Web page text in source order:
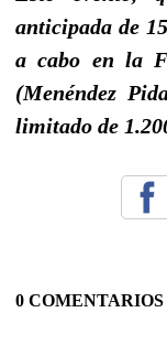
anticipada de
a cabo en la
(Menéndez
limitado de
0 COMENTARIOS